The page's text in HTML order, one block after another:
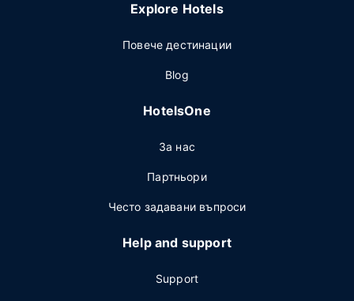
Explore Hotels
Повече дестинации
Blog
HotelsOne
За нас
Партньори
Често задавани въпроси
Help and support
Support